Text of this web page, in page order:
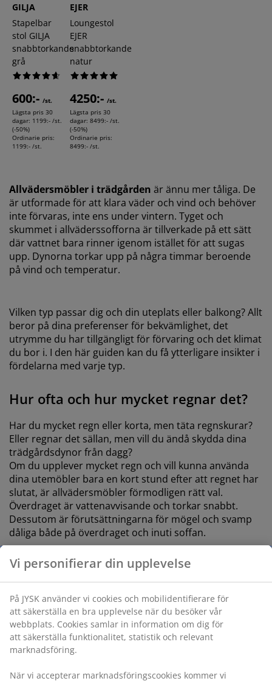
GILJA
Stapelbar
stol GILJA
snabbtorkande
grå
600:- /st.
Lägsta pris 30
dagar: 1199:- /st.
(-50%)
Ordinarie pris:
1199:- /st.
EJER
Loungestol
EJER
snabbtorkande
natur
4250:- /st.
Lägsta pris 30
dagar: 8499:- /st.
(-50%)
Ordinarie pris:
8499:- /st.
Allvädersmöbler i trädgården är ännu mer tåliga. De
är utformade för att klara väder och vind och behöver
inte förvaras, inte ens under vintern. Tyget och
skummet i allväderssofforna är tillverkade på ett sätt
där vattnet bara rinner igenom istället för att sugas
upp. Dynorna torkar upp på några timmar beroende
på vind och temperatur.
Vilken typ passar dig och din uteplats eller balkong? Allt
beror på dina preferenser för bekvämlighet, det
utrymme du har tillgängligt för förvaring och det klimat
du bor i. I den här guiden kan du få ytterligare insikter i
fördelarna med varje typ.
Hur ofta och hur mycket regnar det?
Har du mycket regn eller korta, men täta regnskurar?
Eller regnar det sällan, men vill du ändå skydda dina
trädgårdsdynor från dagg?
Om du upplever mycket regn och vill kunna använda
dina utemöbler bara en kort stund efter att regnet har
slutat, är allvädersmöbler förmodligen rätt val.
Överdraget är vattenavvisande och torkar snabbt.
Dessutom är förutsättningarna för mögel och svamp
dåliga både på överdraget och inuti soffan.
Vi personifierar din upplevelse
På JYSK använder vi cookies och mobilidentifierare för
att säkerställa en bra upplevelse när du besöker vår
webbplats. Cookies samlar in information om dig för
att säkerställa funktionalitet, statistik och relevant
marknadsföring.
När vi accepterar marknadsföringscookies kommer vi